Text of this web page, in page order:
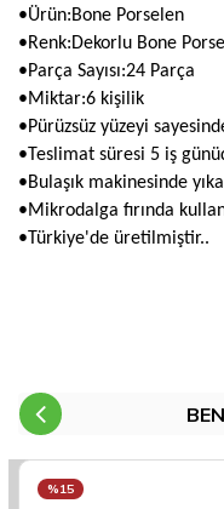
•Ürün:Bone Porselen
•Renk:Dekorlu Bone
•Parça Sayısı:24 Parça
•Miktar:6 kişilik
•Pürüzsüz yüzeyi
•Teslimat süresi 5 iş
•Bulaşık makinesinde
•Mikrodalga fırında
•Türkiye'de üretilmiştir..
%15